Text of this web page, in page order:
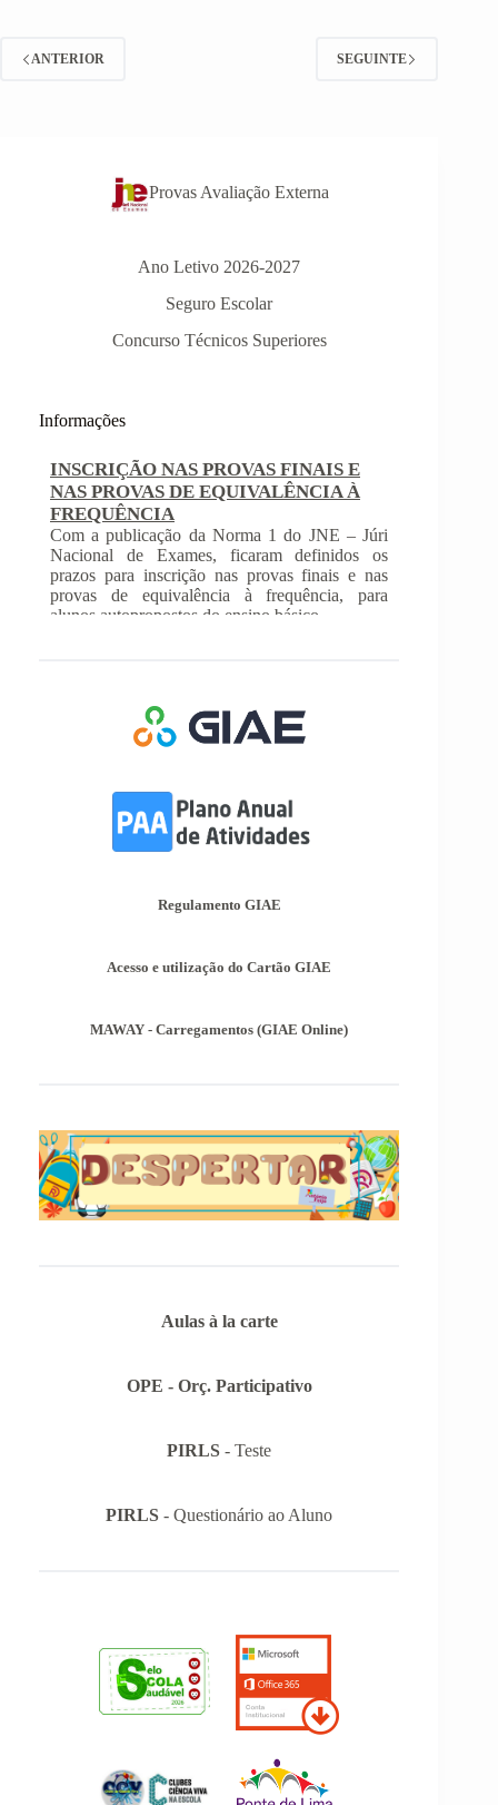
Técnica
ANTERIOR SEGUINTE
Provas Avaliação Externa
Ano Letivo 2026-2027
Seguro Escolar
Concurso Técnicos Superiores
Informações
INSCRIÇÃO NAS PROVAS FINAIS E
NAS PROVAS DE EQUIVALÊNCIA À
FREQUÊNCIA
Com a publicação da Norma 1 do JNE – Júri
Nacional de Exames, ficaram definidos os
prazos para inscrição nas provas finais e nas
provas de equivalência à frequência, para
alunos autopropostos do ensino básico.
A/2018, de 3 de Agosto, são afixadas hoje, dia
18 de junho de 2026, as pautas de avaliação do
3º Período dos 2º e 3º Ciclos do Ensino Básico.
Informações-Prova Provas de
Equivalência à Frequência (PEF)
Encontram-se publicadas as Informações-Prova
Provas Avaliação Externa.
NAS PROVAS DE EQUIVALÊNCIA À
Nacional de Exames, ficaram definidos os
Regulamento GIAE
Acesso e utilização do Cartão GIAE
MAWAY - Carregamentos (GIAE Online)
Aulas à la carte
OPE - Orç. Participativo
PIRLS - Teste
PIRLS - Questionário ao Aluno